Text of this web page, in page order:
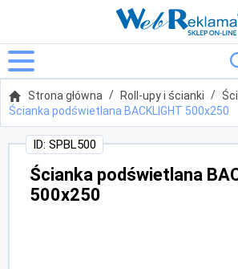
Strona główna Roll-upy i ścianki
Ścianka podświetlana BACKLIGHT 500x250
Ścianka podświetlana
500x250
ID: SPBL500